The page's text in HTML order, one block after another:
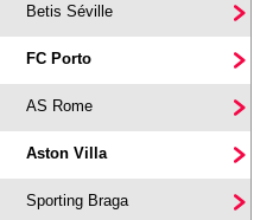
Betis Séville
FC Porto
AS Rome
Aston Villa
Sporting Braga